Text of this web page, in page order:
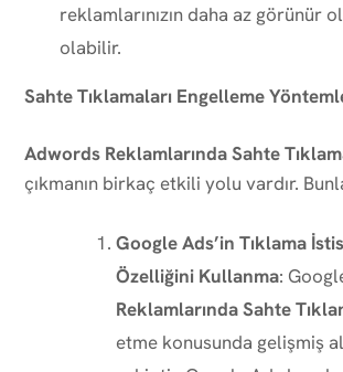
reklamlarınızın daha az görünür
olabilir.
Sahte Tıklamaları Engelleme
Adwords Reklamlarında Sahte
çıkmanın birkaç etkili yolu vardır.
Google Ads’in Tıklama
Özelliğini Kullanma:
Reklamlarında Sahte
etme konusunda gelişmiş